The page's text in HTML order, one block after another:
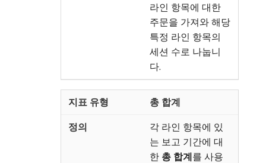
라인 항목에 대한
주문을 가져와 해당
특정 라인 항목의
세션 수로 나눕니
다.
총 합계
각 라인 항목에 있
는 보고 기간에 대
한 총 합계​를 사용